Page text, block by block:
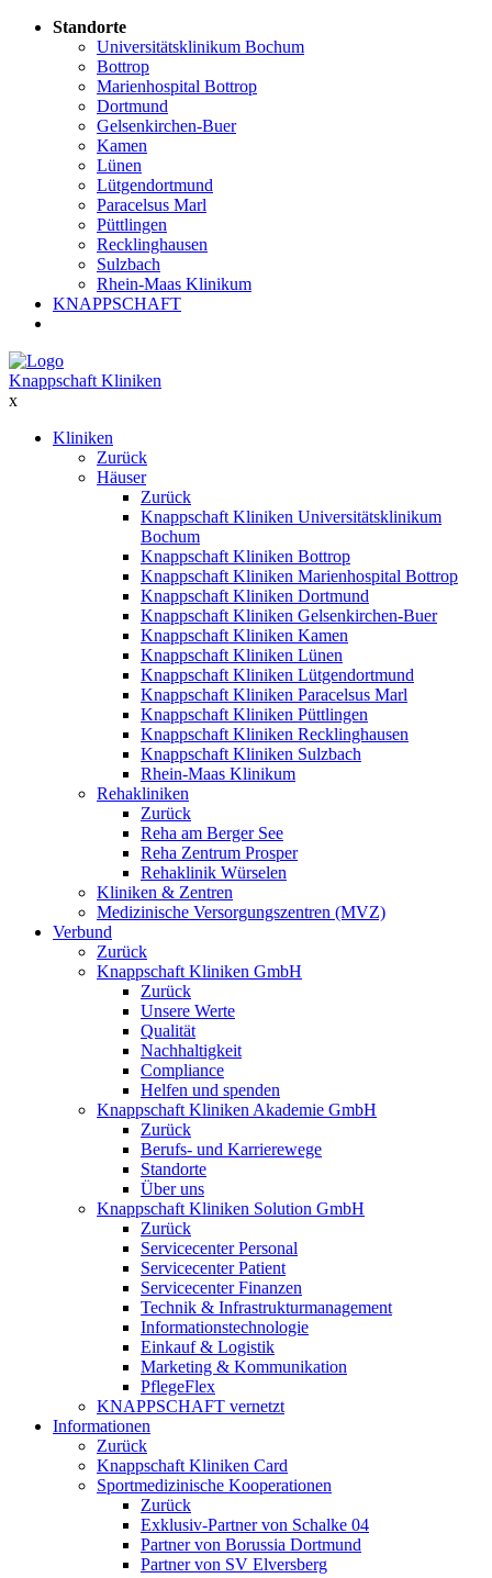
Standorte
Universitätsklinikum Bochum
Bottrop
Marienhospital Bottrop
Dortmund
Gelsenkirchen-Buer
Kamen
Lünen
Lütgendortmund
Paracelsus Marl
Püttlingen
Recklinghausen
Sulzbach
Rhein-Maas Klinikum
KNAPPSCHAFT
Knappschaft Kliniken
x
Kliniken
Zurück
Häuser
Zurück
Knappschaft Kliniken Universitätsklinikum
Bochum
Knappschaft Kliniken Bottrop
Knappschaft Kliniken Marienhospital Bottrop
Knappschaft Kliniken Dortmund
Knappschaft Kliniken Gelsenkirchen-Buer
Knappschaft Kliniken Kamen
Knappschaft Kliniken Lünen
Knappschaft Kliniken Lütgendortmund
Knappschaft Kliniken Paracelsus Marl
Knappschaft Kliniken Püttlingen
Knappschaft Kliniken Recklinghausen
Knappschaft Kliniken Sulzbach
Rhein-Maas Klinikum
Rehakliniken
Zurück
Reha am Berger See
Reha Zentrum Prosper
Rehaklinik Würselen
Kliniken & Zentren
Medizinische Versorgungszentren (MVZ)
Verbund
Zurück
Knappschaft Kliniken GmbH
Zurück
Unsere Werte
Qualität
Nachhaltigkeit
Compliance
Helfen und spenden
Knappschaft Kliniken Akademie GmbH
Zurück
Berufs- und Karrierewege
Standorte
Über uns
Knappschaft Kliniken Solution GmbH
Zurück
Servicecenter Personal
Servicecenter Patient
Servicecenter Finanzen
Technik & Infrastrukturmanagement
Informationstechnologie
Einkauf & Logistik
Marketing & Kommunikation
PflegeFlex
KNAPPSCHAFT vernetzt
Informationen
Zurück
Knappschaft Kliniken Card
Sportmedizinische Kooperationen
Zurück
Exklusiv-Partner von Schalke 04
Partner von Borussia Dortmund
Partner von SV Elversberg